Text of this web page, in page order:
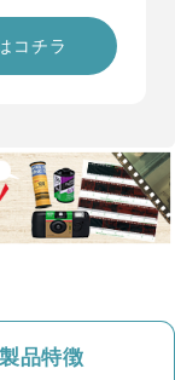
コチラ
製品特徴